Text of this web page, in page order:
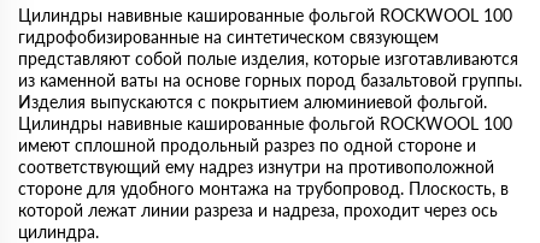
Цилиндры навивные кашированные фольгой ROCKWOOL 100
гидрофобизированные на синтетическом связующем
представляют собой полые изделия, которые изготавливаются
из каменной ваты на основе горных пород базальтовой группы.
Изделия выпускаются с покрытием алюминиевой фольгой.
Цилиндры навивные кашированные фольгой ROCKWOOL 100
имеют сплошной продольный разрез по одной стороне и
соответствующий ему надрез изнутри на противоположной
стороне для удобного монтажа на трубопровод. Плоскость, в
которой лежат линии разреза и надреза, проходит через ось
цилиндра.